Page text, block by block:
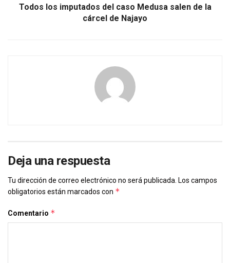
Todos los imputados del caso Medusa salen de la
cárcel de Najayo
Deja una respuesta
Tu dirección de correo electrónico no será publicada. Los campos
obligatorios están marcados con *
Comentario *